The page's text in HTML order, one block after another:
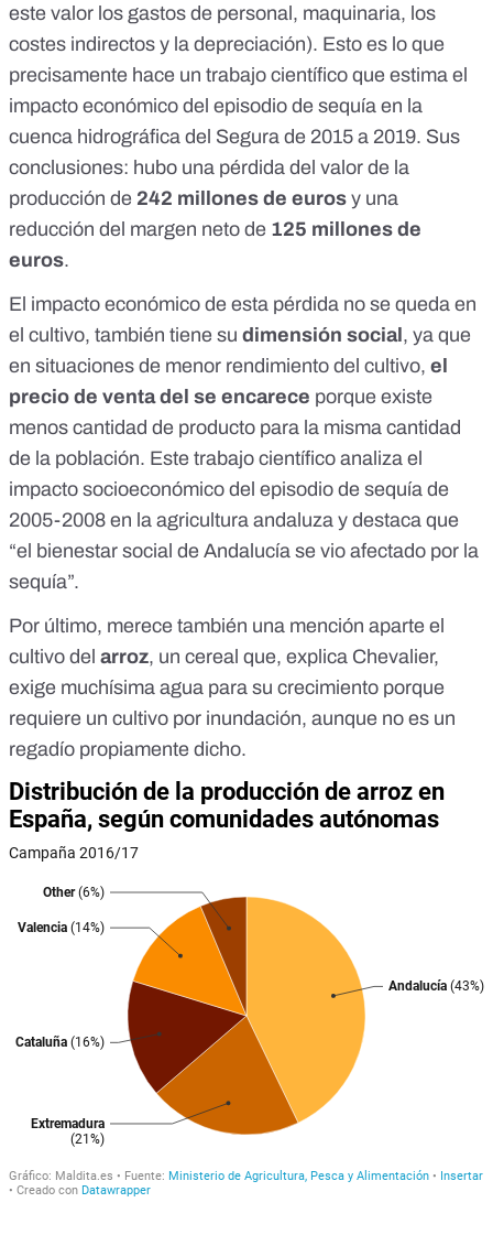
este valor los gastos de personal, maquinaria, los
costes indirectos y la depreciación). Esto es lo que
precisamente hace un trabajo científico que estima el
impacto económico del episodio de sequía en la
cuenca hidrográfica del Segura de 2015 a 2019. Sus
conclusiones: hubo una pérdida del valor de la
producción de 242 millones de euros y una
reducción del margen neto de 125 millones de
euros.
El impacto económico de esta pérdida no se queda en
el cultivo, también tiene su dimensión social, ya que
en situaciones de menor rendimiento del cultivo, el
precio de venta del se encarece porque existe
menos cantidad de producto para la misma cantidad
de la población. Este trabajo científico analiza el
impacto socioeconómico del episodio de sequía de
2005-2008 en la agricultura andaluza y destaca que
“el bienestar social de Andalucía se vio afectado por la
sequía”.
Por último, merece también una mención aparte el
cultivo del arroz, un cereal que, explica Chevalier,
exige muchísima agua para su crecimiento porque
requiere un cultivo por inundación, aunque no es un
regadío propiamente dicho.